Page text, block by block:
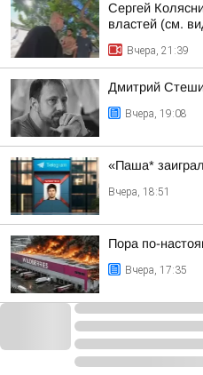
Сергей
властей (см.
Вчера, 21:39
Дмитрий
Вчера, 19:08
«Паша*
Вчера, 18:51
Пора по-
Вчера, 17:35